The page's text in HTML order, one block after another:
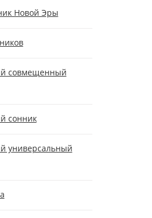
Новой Эры
cовмещенный
сонник
универсальный